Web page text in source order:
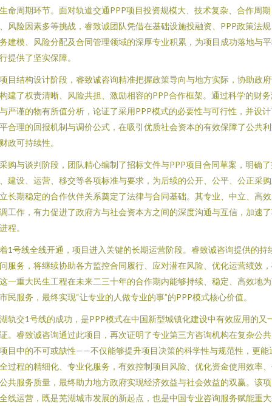
命周期环节。面对轨道交通PPP项目投资规模大、技术复杂、合作周期
风险因素多等挑战，睿致诚团队凭借在基础设施投融资、PPP政策法
建模、风险分配及合同管理领域的深厚专业积累，为项目成功落地与
提供了坚实保障。
目结构设计阶段，睿致诚咨询精准把握政策导向与地方实际，协助政
建了权责清晰、风险共担、激励相容的PPP合作框架。通过科学的财
严谨的物有所值分析，论证了采用PPP模式的必要性与可行性，并设
合理的回报机制与调价公式，在吸引优质社会资本的有效保障了公共
政可持续性。
购与谈判阶段，团队精心编制了招标文件与PPP项目合同草案，明确
建设、运营、移交等各项标准与要求，为后续的公开、公平、公正采
长期稳定的合作伙伴关系奠定了法律与合同基础。其专业、中立、高
工作，有力促进了政府方与社会资本方之间的深度沟通与互信，加速
程。
1号线全线开通，项目进入关键的长期运营阶段。睿致诚咨询提供的持
服务，将继续协助各方监控合同履行、应对潜在风险、优化运营绩效
一重大民生工程在未来二三十年的合作期内能够持续、稳定、高效地
民服务，最终实现“让专业的人做专业的事”的PPP模式核心价值。
轨交1号线的成功，是PPP模式在中国新型城镇化建设中有效应用的又
。睿致诚咨询通过此项目，再次证明了专业第三方咨询机构在复杂公
目中的不可或缺性——不仅能够提升项目决策的科学性与规范性，更能
过程的精细化、专业化服务，有效控制项目风险、优化资金使用效率
共服务质量，最终助力地方政府实现经济效益与社会效益的双赢。该
线运营，既是芜湖城市发展的新起点，也是中国专业咨询服务赋能重